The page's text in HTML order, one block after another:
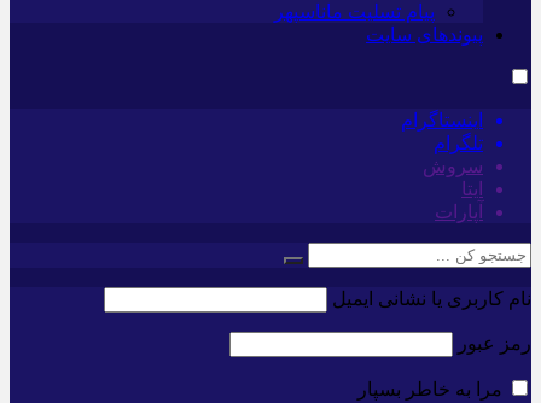
پیام تسلیت ماناسپهر
پیوندهای سایت
اینستاگرام
تلگرام
سروش
ایتا
آپارات
نام کاربری یا نشانی ایمیل
رمز عبور
مرا به خاطر بسپار